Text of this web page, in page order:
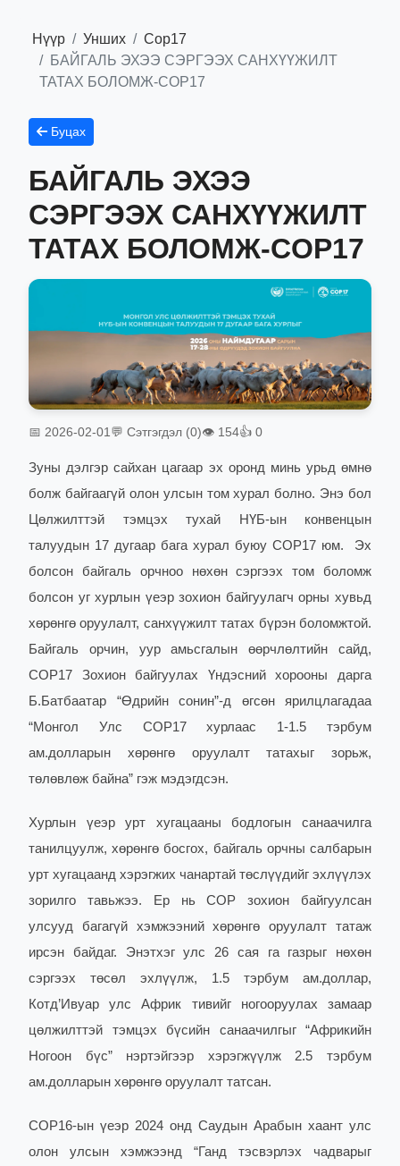
Нүүр Унших
Сор17
БАЙГАЛЬ ЭХЭЭ СЭРГЭЭХ САНХҮҮЖИЛТ
ТАТАХ БОЛОМЖ-COP17
Буцах
БАЙГАЛЬ ЭХЭЭ
СЭРГЭЭХ САНХҮҮЖИЛТ
ТАТАХ БОЛОМЖ-COP17
📅 2026-02-01 💬 Сэтгэгдэл (0)👁 154👍 0
Зуны дэлгэр сайхан цагаар эх оронд минь урьд өмнө
болж байгаагүй олон улсын том хурал болно. Энэ бол
Цөлжилттэй тэмцэх тухай НҮБ-ын конвенцын
талуудын 17 дугаар бага хурал буюу COP17 юм. Эх
болсон байгаль орчноо нөхөн сэргээх том боломж
болсон уг хурлын үеэр зохион байгуулагч орны хувьд
хөрөнгө оруулалт, санхүүжилт татах бүрэн боломжтой.
Байгаль орчин, уур амьсгалын өөрчлөлтийн сайд,
COP17 Зохион байгуулах Үндэсний хорооны дарга
Б.Батбаатар “Өдрийн сонин”-д өгсөн ярилцлагадаа
“Монгол Улс COP17 хурлаас 1-1.5 тэрбум
ам.долларын хөрөнгө оруулалт татахыг зорьж,
төлөвлөж байна” гэж мэдэгдсэн.
Хурлын үеэр урт хугацааны бодлогын санаачилга
танилцуулж, хөрөнгө босгох, байгаль орчны салбарын
урт хугацаанд хэрэгжих чанартай төслүүдийг эхлүүлэх
зорилго тавьжээ.
Ер нь COP зохион байгуулсан
улсууд багагүй хэмжээний хөрөнгө оруулалт татаж
ирсэн байдаг. Энэтхэг улс 26 сая га газрыг нөхөн
сэргээх төсөл эхлүүлж, 1.5 тэрбум ам.доллар,
Котд’Ивуар улс Африк тивийг ногооруулах замаар
цөлжилттэй тэмцэх бүсийн санаачилгыг “Африкийн
Ногоон бүс” нэртэйгээр хэрэгжүүлж 2.5 тэрбум
ам.долларын хөрөнгө оруулалт татсан.
СOP16-ын үеэр 2024 онд Саудын Арабын хаант улс
олон улсын хэмжээнд “Ганд тэсвэрлэх чадварыг